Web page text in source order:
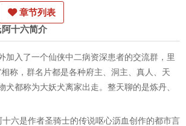
章节列表
十六简介
加入了一个仙侠中二病资深患者的交流群，里
相称，群名片都是各种府主、洞主、真人、天
犬都称为大妖犬离家出走。整天聊的是炼丹、
六是作者圣骑士的传说呕心沥血创作的都市言